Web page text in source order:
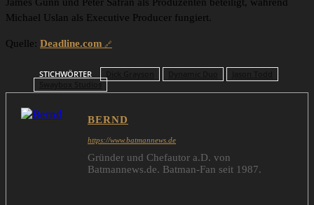
James Gunn und Peter Safran als Produzenten beteiligt, während
Michael Uslan als Executive Producer fungiert.
Quelle: Deadline.com
STICHWÖRTER
Swaybox Studios
BERND
https://www.batmannews.de
Gründer und Chefautor a.D. von
Batmannews.de. Batman-Fan seit 1987.